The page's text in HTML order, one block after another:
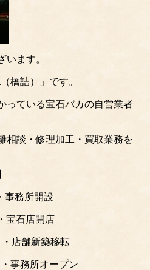
います。
橋詰）」です。
っている宝石バカの自営業者
相談・修理加工・買取業務を
事務所開設
宝石店開店
店舗新築移転
事務所オープン